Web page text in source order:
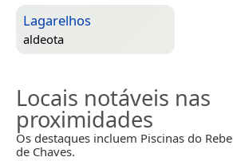
Lagarelhos
aldeota
Locais notáveis nas
proximidades
Os destaques incluem Piscinas do
de Chaves.